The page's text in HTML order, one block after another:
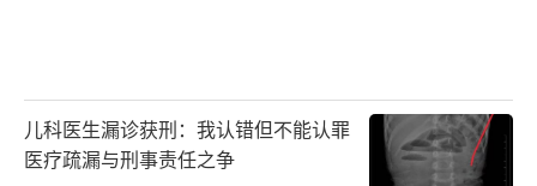
儿科医生漏诊获刑：我认错但不能认罪
医疗疏漏与刑事责任之争